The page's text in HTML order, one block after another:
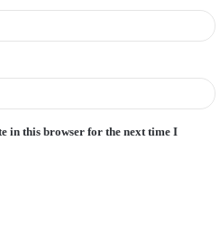
in this browser for the next time I